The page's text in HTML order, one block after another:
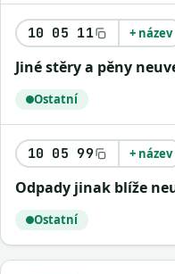
10 05 11 + název
Jiné stěry a pěny
Ostatní
10 05 99 + název
Odpady jinak blíže
Ostatní